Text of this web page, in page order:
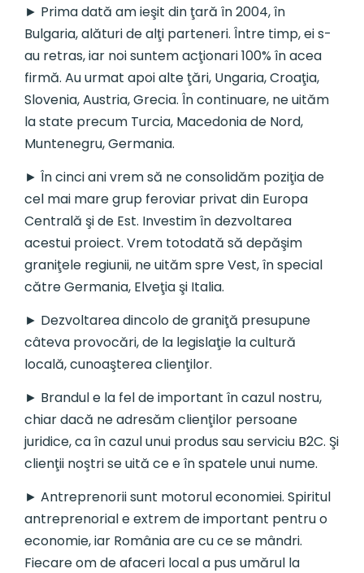
► Prima dată am ieşit din ţară în 2004, în
Bulgaria, alături de alţi parteneri. Între timp, ei s-
au retras, iar noi suntem acţionari 100% în acea
firmă. Au urmat apoi alte ţări, Ungaria, Croaţia,
Slovenia, Austria, Grecia. În continuare, ne uităm
la state precum Turcia, Macedonia de Nord,
Muntenegru, Germania.
► În cinci ani vrem să ne consolidăm poziţia de
cel mai mare grup feroviar privat din Europa
Centrală şi de Est. Investim în dezvoltarea
acestui proiect. Vrem totodată să depăşim
graniţele regiunii, ne uităm spre Vest, în special
către Germania, Elveţia şi Italia.
► Dezvoltarea dincolo de graniţă presupune
câteva provocări, de la legislaţie la cultură
locală, cunoaşterea clienţilor.
► Brandul e la fel de important în cazul nostru,
chiar dacă ne adresăm clienţilor persoane
juridice, ca în cazul unui produs sau serviciu B2C. Şi
clienţii noştri se uită ce e în spatele unui nume.
► Antreprenorii sunt motorul economiei. Spiritul
antreprenorial e extrem de important pentru o
economie, iar România are cu ce se mândri.
Fiecare om de afaceri local a pus umărul la